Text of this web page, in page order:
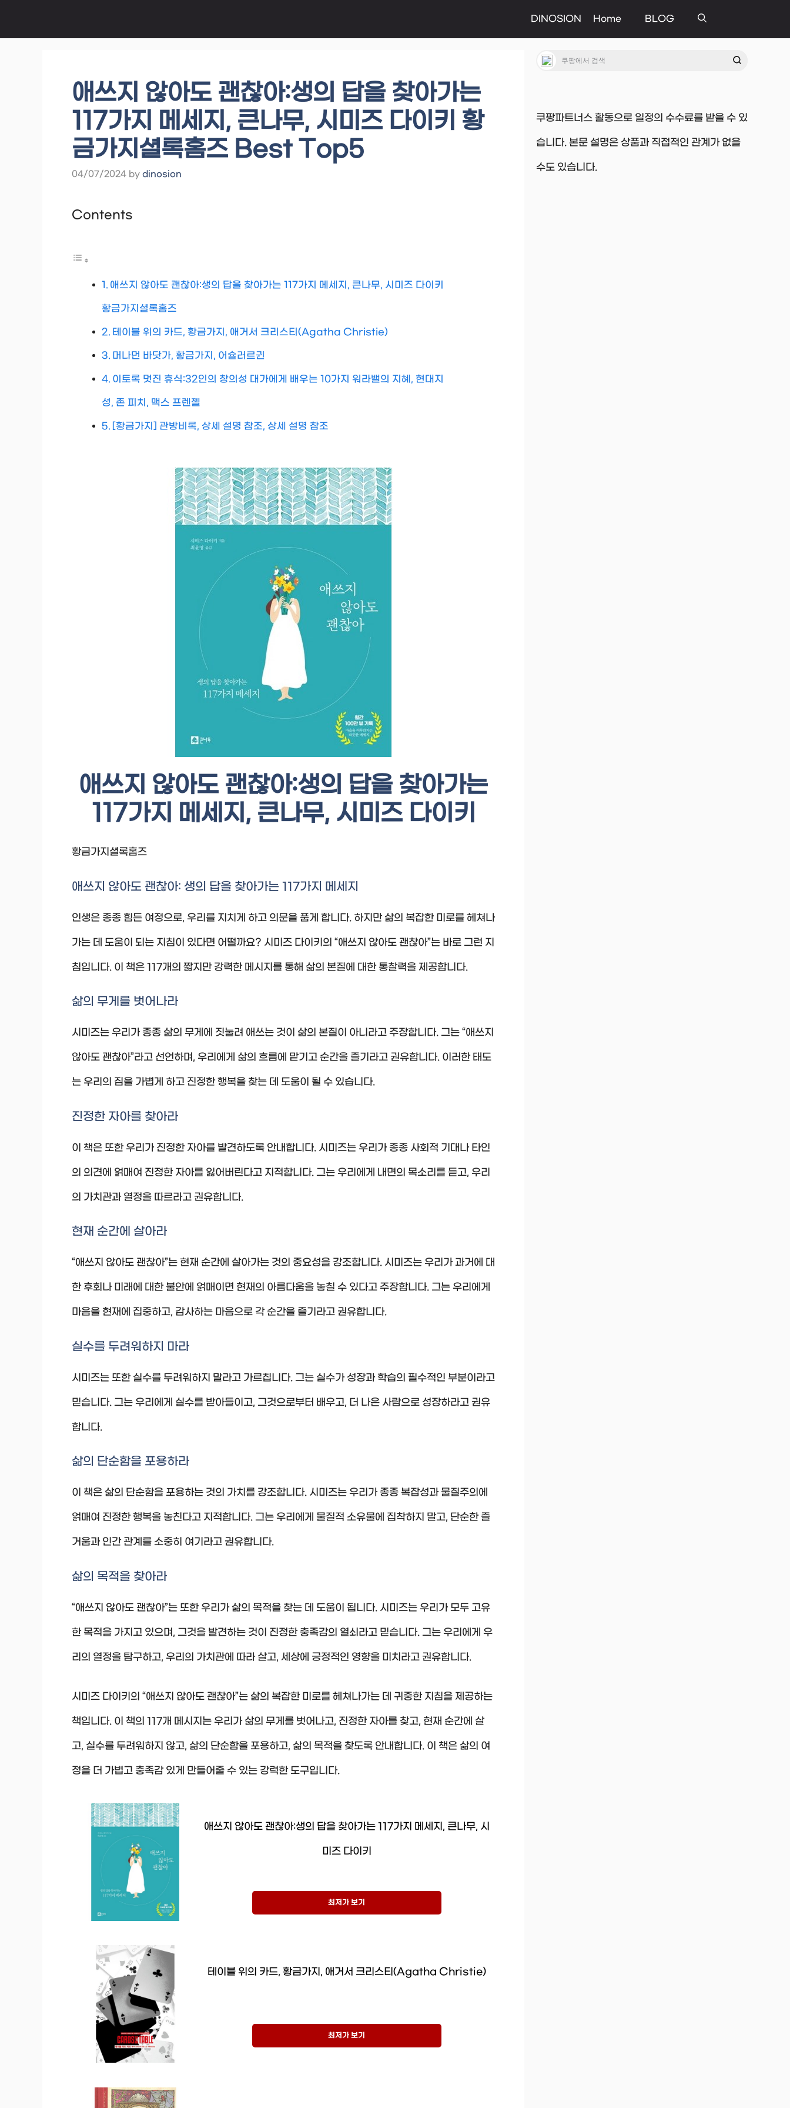
to
DINOSION Home BLOG
애쓰지 않아도 괜찮아:생의 답을 찾아가는
117가지 메세지, 큰나무, 시미즈 다이키 황
금가지셜록홈즈 Best Top5
04/07/2024 by dinosion
Contents
애쓰지 않아도 괜찮아:생의 답을 찾아가는 117가지 메세지, 큰나무, 시미즈 다이키
황금가지셜록홈즈
테이블 위의 카드, 황금가지, 애거서 크리스티(Agatha Christie)
머나먼 바닷가, 황금가지, 어슐러르귄
이토록 멋진 휴식:32인의 창의성 대가에게 배우는 10가지 워라밸의 지혜, 현대지
성, 존 피치, 맥스 프렌젤
[황금가지] 관방비록, 상세 설명 참조, 상세 설명 참조
애쓰지 않아도 괜찮아:생의 답을 찾아가는
117가지 메세지, 큰나무, 시미즈 다이키
황금가지셜록홈즈
애쓰지 않아도 괜찮아: 생의 답을 찾아가는 117가지 메세지
인생은 종종 힘든 여정으로, 우리를 지치게 하고 의문을 품게 합니다. 하지만 삶의 복잡한 미로를 헤쳐나
가는 데 도움이 되는 지침이 있다면 어떨까요? 시미즈 다이키의 “애쓰지 않아도 괜찮아”는 바로 그런 지
침입니다. 이 책은 117개의 짧지만 강력한 메시지를 통해 삶의 본질에 대한 통찰력을 제공합니다.
삶의 무게를 벗어나라
시미즈는 우리가 종종 삶의 무게에 짓눌려 애쓰는 것이 삶의 본질이 아니라고 주장합니다. 그는 “애쓰지
않아도 괜찮아”라고 선언하며, 우리에게 삶의 흐름에 맡기고 순간을 즐기라고 권유합니다. 이러한 태도
는 우리의 짐을 가볍게 하고 진정한 행복을 찾는 데 도움이 될 수 있습니다.
진정한 자아를 찾아라
이 책은 또한 우리가 진정한 자아를 발견하도록 안내합니다. 시미즈는 우리가 종종 사회적 기대나 타인
의 의견에 얽매여 진정한 자아를 잃어버린다고 지적합니다. 그는 우리에게 내면의 목소리를 듣고, 우리
의 가치관과 열정을 따르라고 권유합니다.
현재 순간에 살아라
“애쓰지 않아도 괜찮아”는 현재 순간에 살아가는 것의 중요성을 강조합니다. 시미즈는 우리가 과거에 대
한 후회나 미래에 대한 불안에 얽매이면 현재의 아름다움을 놓칠 수 있다고 주장합니다. 그는 우리에게
마음을 현재에 집중하고, 감사하는 마음으로 각 순간을 즐기라고 권유합니다.
실수를 두려워하지 마라
시미즈는 또한 실수를 두려워하지 말라고 가르칩니다. 그는 실수가 성장과 학습의 필수적인 부분이라고
믿습니다. 그는 우리에게 실수를 받아들이고, 그것으로부터 배우고, 더 나은 사람으로 성장하라고 권유
합니다.
삶의 단순함을 포용하라
이 책은 삶의 단순함을 포용하는 것의 가치를 강조합니다. 시미즈는 우리가 종종 복잡성과 물질주의에
얽매여 진정한 행복을 놓친다고 지적합니다. 그는 우리에게 물질적 소유물에 집착하지 말고, 단순한 즐
거움과 인간 관계를 소중히 여기라고 권유합니다.
삶의 목적을 찾아라
“애쓰지 않아도 괜찮아”는 또한 우리가 삶의 목적을 찾는 데 도움이 됩니다. 시미즈는 우리가 모두 고유
한 목적을 가지고 있으며, 그것을 발견하는 것이 진정한 충족감의 열쇠라고 믿습니다. 그는 우리에게 우
리의 열정을 탐구하고, 우리의 가치관에 따라 살고, 세상에 긍정적인 영향을 미치라고 권유합니다.
시미즈 다이키의 “애쓰지 않아도 괜찮아”는 삶의 복잡한 미로를 헤쳐나가는 데 귀중한 지침을 제공하는
책입니다. 이 책의 117개 메시지는 우리가 삶의 무게를 벗어나고, 진정한 자아를 찾고, 현재 순간에 살
고, 실수를 두려워하지 않고, 삶의 단순함을 포용하고, 삶의 목적을 찾도록 안내합니다. 이 책은 삶의 여
정을 더 가볍고 충족감 있게 만들어줄 수 있는 강력한 도구입니다.
애쓰지 않아도 괜찮아:생의 답을 찾아가는 117가지 메세지, 큰나무, 시
미즈 다이키
최저가 보기
테이블 위의 카드, 황금가지, 애거서 크리스티(Agatha Christie)
최저가 보기
쿠팡파트너스 활동으로 일정의 수수료를 받을 수 있
습니다. 본문 설명은 상품과 직접적인 관계가 없을
수도 있습니다.